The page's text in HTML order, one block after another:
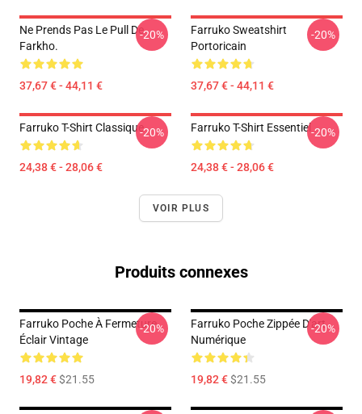
Ne Prends Pas Le Pull De
Farkho.
37,67 € - 44,11 €
-20%
Farruko Sweatshirt
Portoricain
37,67 € - 44,11 €
-20%
Farruko T-Shirt Classique
24,38 € - 28,06 €
-20% Farruko T-Shirt Essentiel
24,38 € - 28,06 €
-20%
VOIR PLUS
Produits connexes
Farruko Poche À Fermeture
Éclair Vintage
19,82 €$21.55
-20%
Farruko Poche Zippée D'art
Numérique
19,82 €$21.55
-20%